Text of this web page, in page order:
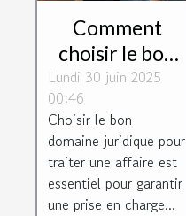
Comment
choisir le bon
domaine
juridique pour
votre affaire ?
Lundi 30 juin 2025
00:46
Choisir le bon
domaine juridique pour
traiter une affaire est
essentiel pour garantir
une prise en charge...